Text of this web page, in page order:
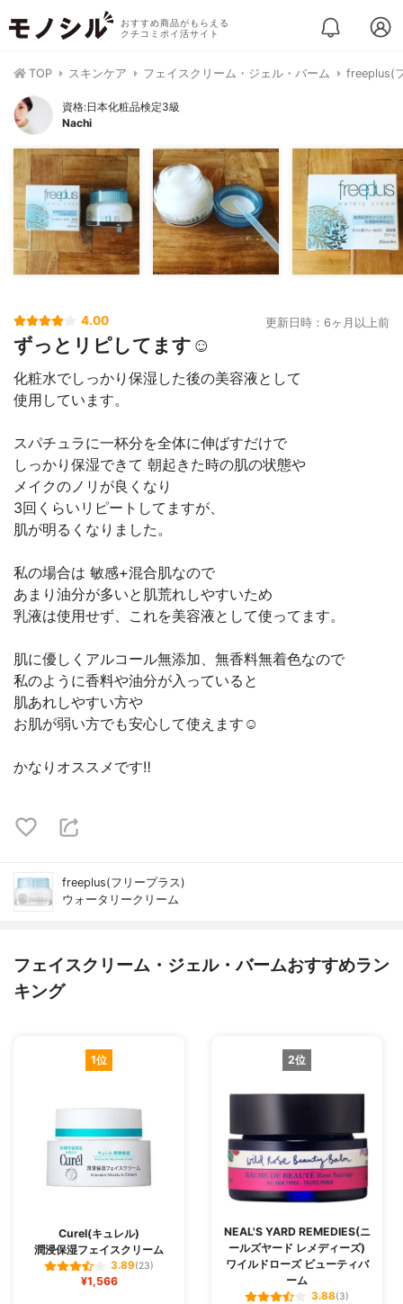
おすすめ商品がもらえる
クチコミポイ活サイト
TOP スキンケア フェイスクリーム・ジェル・バーム freeplus(
資格:日本化粧品検定3級
Nachi
4.00 更新日時：6ヶ月以上前
ずっとリピしてます☺︎
化粧水でしっかり保湿した後の美容液として
使用しています。
スパチュラに一杯分を全体に伸ばすだけで
しっかり保湿できて 朝起きた時の肌の状態や
メイクのノリが良くなり
3回くらいリピートしてますが、
肌が明るくなりました。
私の場合は 敏感+混合肌なので
あまり油分が多いと肌荒れしやすいため
乳液は使用せず、これを美容液として使ってます。
肌に優しくアルコール無添加、無香料無着色なので
私のように香料や油分が入っていると
肌あれしやすい方や
お肌が弱い方でも安心して使えます☺︎
かなりオススメです‼︎
freeplus(フリープラス)
ウォータリークリーム
フェイスクリーム・ジェル・バームおすすめラン
キング
1位
Curel(キュレル)
潤浸保湿フェイスクリーム
3.89(23)
¥1,566
2位
NEAL'S YARD REMEDIES(ニ
ールズヤード レメディーズ)
ワイルドローズ ビューティバ
ーム
3.88(3)